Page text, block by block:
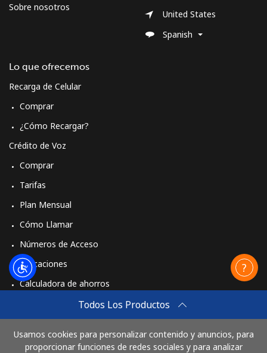
Todos Los Productos
Usamos cookies para personalizar contenido y anuncios, para
proporcionar funciones de redes sociales y para analizar
Sobre nosotros
Lo que ofrecemos
Recarga de Celular
Comprar
¿Cómo Recargar?
Crédito de Voz
Comprar
Tarifas
Plan Mensual
Cómo Llamar
Números de Acceso
Aplicaciones
Calculadora de ahorros
Comprar
Cómo funciona
United States
Spanish